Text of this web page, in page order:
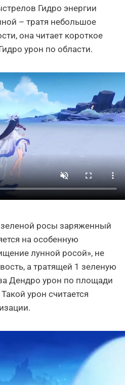
Гидро энергии
– тратя небольшое
она читает короткое
урон по области.
росы заряженный
на особенную
лунной росой», не
а тратящей 1 зеленую
Дендро урон по площади
урон считается